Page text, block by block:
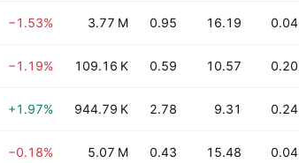
−1.53% 3.77 M 0.95 16.19 0.04
−1.19% 109.16 K 0.59 10.57 0.20
+1.97% 944.79 K 2.78 9.31 0.24
−0.18% 5.07 M 0.43 15.48 0.04